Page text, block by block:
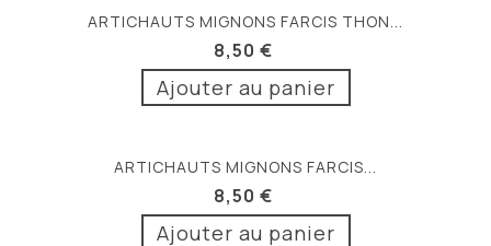
ARTICHAUTS MIGNONS FARCIS THON...
8,50 €
Ajouter au panier
ARTICHAUTS MIGNONS FARCIS...
8,50 €
Ajouter au panier